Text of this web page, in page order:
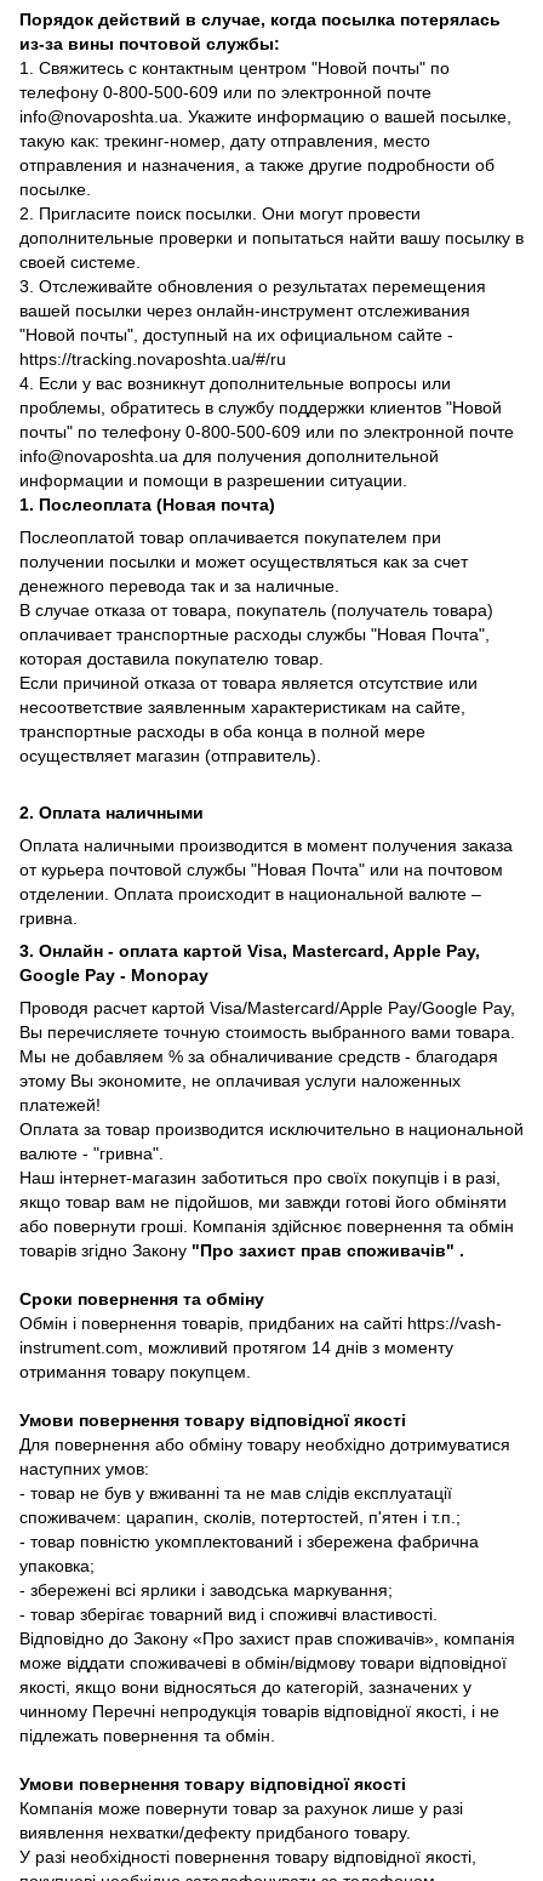
Порядок действий в случае, когда посылка потерялась
из-за вины почтовой службы:
1. Свяжитесь с контактным центром "Новой почты" по
телефону 0-800-500-609 или по электронной почте
info@novaposhta.ua. Укажите информацию о вашей посылке,
такую как: трекинг-номер, дату отправления, место
отправления и назначения, а также другие подробности об
посылке.
2. Пригласите поиск посылки. Они могут провести
дополнительные проверки и попытаться найти вашу посылку в
своей системе.
3. Отслеживайте обновления о результатах перемещения
вашей посылки через онлайн-инструмент отслеживания
"Новой почты", доступный на их официальном сайте -
https://tracking.novaposhta.ua/#/ru
4. Если у вас возникнут дополнительные вопросы или
проблемы, обратитесь в службу поддержки клиентов "Новой
почты" по телефону 0-800-500-609 или по электронной почте
info@novaposhta.ua для получения дополнительной
информации и помощи в разрешении ситуации.
1. Послеоплата (Новая почта)
Послеоплатой товар оплачивается покупателем при
получении посылки и может осуществляться как за счет
денежного перевода так и за наличные.
В случае отказа от товара, покупатель (получатель товара)
оплачивает транспортные расходы службы "Новая Почта",
которая доставила покупателю товар.
Если причиной отказа от товара является отсутствие или
несоответствие заявленным характеристикам на сайте,
транспортные расходы в оба конца в полной мере
осуществляет магазин (отправитель).
2. Оплата наличными
Оплата наличными производится в момент получения заказа
от курьера почтовой службы "Новая Почта" или на почтовом
отделении. Оплата происходит в национальной валюте –
гривна.
3. Онлайн - оплата картой Visa, Mastercard, Apple Pay,
Google Pay - Monopay
Проводя расчет картой Visa/Mastercard/Apple Pay/Google Pay,
Вы перечисляете точную стоимость выбранного вами товара.
Мы не добавляем % за обналичивание средств - благодаря
этому Вы экономите, не оплачивая услуги наложенных
платежей!
Оплата за товар производится исключительно в национальной
валюте - "гривна".
Наш інтернет-магазин заботиться про своїх покупців і в разі,
якщо товар вам не підойшов, ми завжди готові його обміняти
або повернути гроші. Компанія здійснює повернення та обмін
товарів згідно Закону "Про захист прав споживачів" .
Сроки повернення та обміну
Обмін і повернення товарів, придбаних на сайті https://vash-
instrument.com, можливий протягом 14 днів з моменту
отримання товару покупцем.
Умови повернення товару відповідної якості
Для повернення або обміну товару необхідно дотримуватися
наступних умов:
- товар не був у вживанні та не мав слідів експлуатації
споживачем: царапин, сколів, потертостей, п'ятен і т.п.;
- товар повністю укомплектований і збережена фабрична
упаковка;
- збережені всі ярлики і заводська маркування;
- товар зберігає товарний вид і споживчі властивості.
Відповідно до Закону «Про захист прав споживачів», компанія
може віддати споживачеві в обмін/відмову товари відповідної
якості, якщо вони відносяться до категорій, зазначених у
чинному Перечні непродукція товарів відповідної якості, і не
підлежать повернення та обмін.
Умови повернення товару відповідної якості
Компанія може повернути товар за рахунок лише у разі
виявлення нехватки/дефекту придбаного товару.
У разі необхідності повернення товару відповідної якості,